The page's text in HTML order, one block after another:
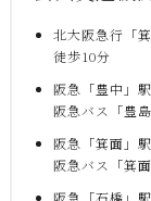
北大阪急行「
徒歩10分
阪急「豊中」
阪急バス「豊
阪急「箕面」
阪急バス「箕